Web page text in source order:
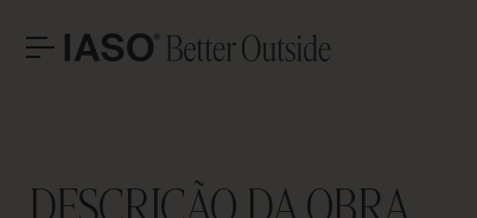
Avinguda Exèrcit 35-37
25194 Lleida
Tel. +34 973 263 022
Fax +34 973 275 887